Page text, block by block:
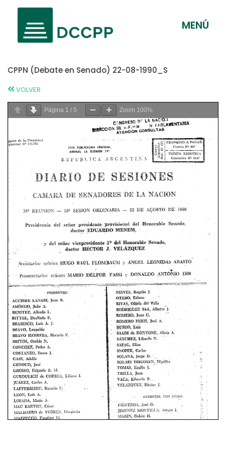
MENÚ
CPPN (Debate en Senado) 22-08-1990_S
VOLVER
Página 1 / 5 Zoom 100%